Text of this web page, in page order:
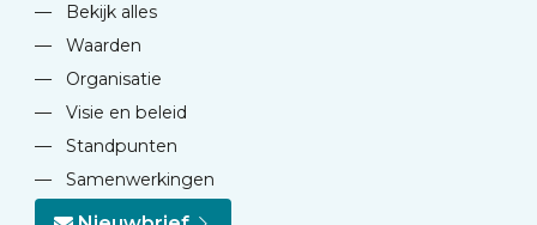
—
Bekijk alles
—
Waarden
—
Organisatie
—
Visie en beleid
—
Standpunten
—
Samenwerkingen